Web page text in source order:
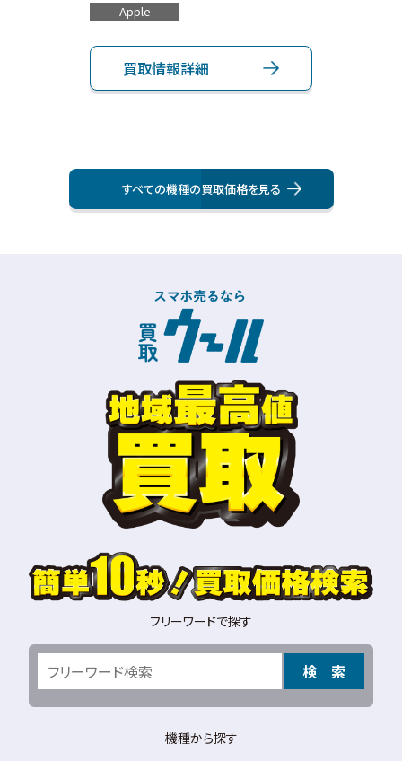
Apple
買取情報詳細
すべての機種の買取価格を⾒る
フリーワードで探す
検 索
機種から探す